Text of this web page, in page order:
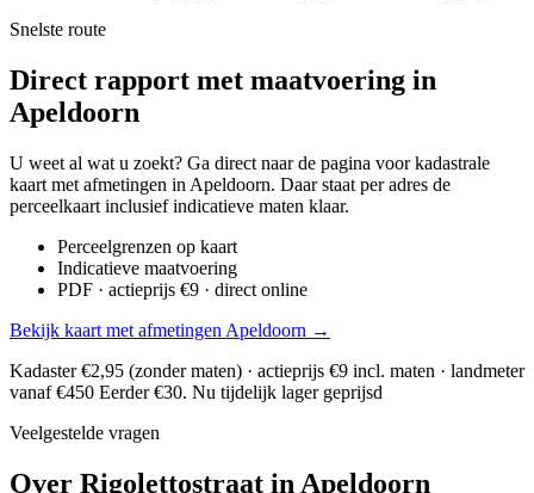
Snelste route
Direct rapport met maatvoering in
Apeldoorn
U weet al wat u zoekt? Ga direct naar de pagina voor kadastrale
kaart met afmetingen in Apeldoorn. Daar staat per adres de
perceelkaart inclusief indicatieve maten klaar.
Perceelgrenzen op kaart
Indicatieve maatvoering
PDF · actieprijs €9 · direct online
Bekijk kaart met afmetingen Apeldoorn →
Kadaster €2,95 (zonder maten) · actieprijs €9 incl. maten · landmeter
vanaf €450 Eerder €30. Nu tijdelijk lager geprijsd
Veelgestelde vragen
Over Rigolettostraat in Apeldoorn